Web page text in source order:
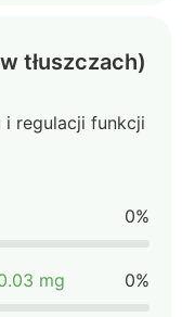
tłuszczach)
i regulacji funkcji
0%
mg 0%